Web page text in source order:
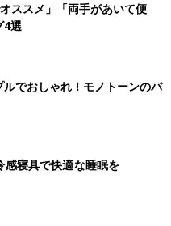
ススメ」「両手があいて便
4選
ルでおしゃれ！モノトーンのバ
感寝具で快適な睡眠を